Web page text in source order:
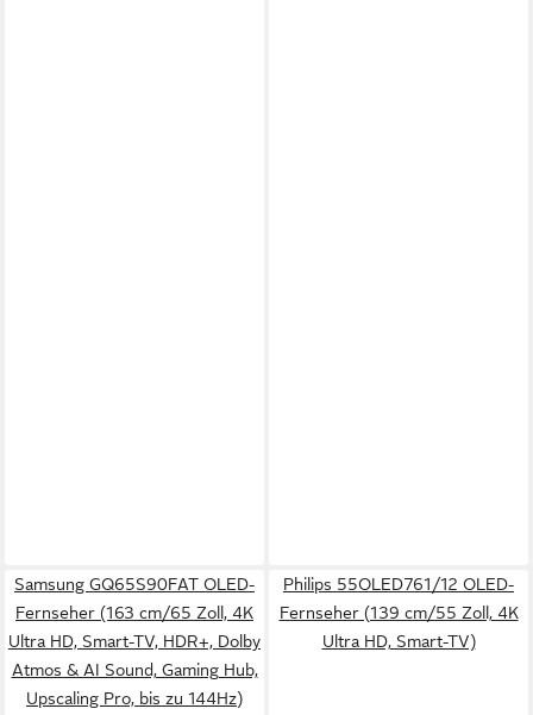
Samsung GQ65S90FAT OLED-
Fernseher (163 cm/65 Zoll, 4K
Ultra HD, Smart-TV, HDR+, Dolby
Atmos & AI Sound, Gaming Hub,
Upscaling Pro, bis zu 144Hz)
Philips 55OLED761/12 OLED-
Fernseher (139 cm/55 Zoll, 4K
Ultra HD, Smart-TV)